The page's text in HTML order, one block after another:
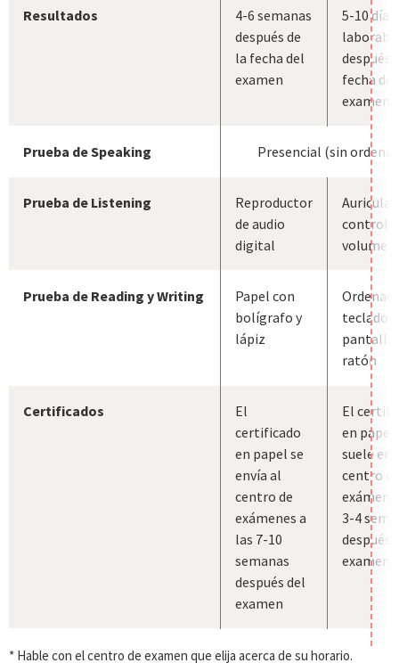
Resultados
4-6 semanas
después de
la fecha del
examen
5-10 días
después
fecha del
examen
Prueba de Speaking Presencial (sin
Prueba de Listening
Reproductor
de audio
digital
control
volumen
Prueba de Reading y Writing
Papel con
bolígrafo y
lápiz
teclado,
pantalla
ratón
Certificados
El
certificado
en papel se
envía al
centro de
exámenes a
las 7-10
semanas
después del
examen
El
en papel
suele
centro de
3-4
después
examen
* Hable con el centro de examen que elija acerca de su horario.